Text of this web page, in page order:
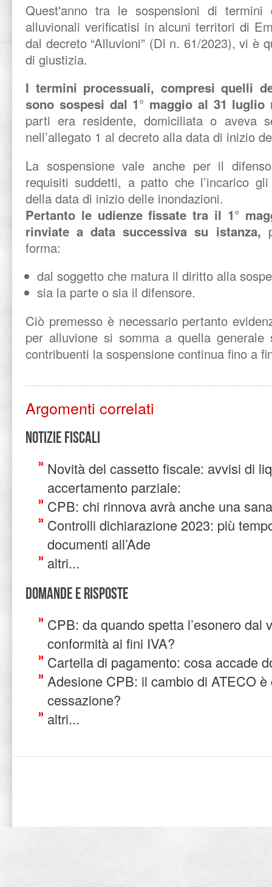
Quest'anno tra le sospensioni di
alluvionali verificatisi in alcuni territori di
dal decreto “Alluvioni” (Dl n. 61/2023), vi è
di giustizia.
I termini processuali, compresi quelli
sono sospesi dal 1° maggio al 31 luglio
parti era residente, domiciliata o aveva
nell’allegato 1 al decreto alla data di inizio
La sospensione vale anche per il
requisiti suddetti, a patto che l’incarico
della data di inizio delle inondazioni.
Pertanto le udienze fissate tra il 1°
rinviate a data successiva su istanza,
forma:
dal soggetto che matura il diritto alla
sia la parte o sia il difensore.
Ciò premesso è necessario pertanto
per alluvione si somma a quella
contribuenti la sospensione continua fino a
Argomenti correlati
Notizie Fiscali
Novità del cassetto fiscale: avvisi di
accertamento parziale:
CPB: chi rinnova avrà anche una
Controlli dichiarazione 2023: più
documenti all’Ade
altri...
Domande e risposte
CPB: da quando spetta l’esonero dal
conformità ai fini IVA?
Cartella di pagamento: cosa accade
Adesione CPB: il cambio di ATECO è
cessazione?
altri...